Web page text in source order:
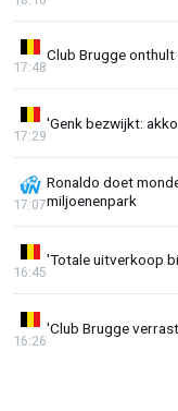
Club Brugge
17:48
'Genk bezwijkt:
17:29
Ronaldo doet
miljoenenpark
17:07
'Totale uitverkoop
16:45
'Club Brugge
16:26